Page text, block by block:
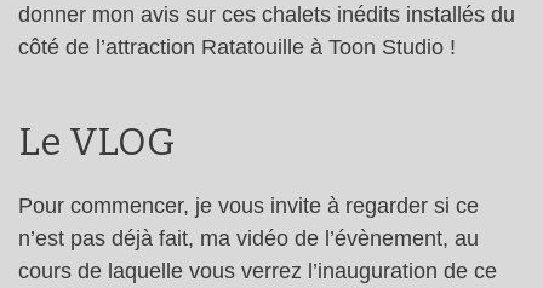
donner mon avis sur ces chalets inédits installés du
côté de l’attraction Ratatouille à Toon Studio !
Le VLOG
Pour commencer, je vous invite à regarder si ce
n’est pas déjà fait, ma vidéo de l’évènement, au
cours de laquelle vous verrez l’inauguration de ce